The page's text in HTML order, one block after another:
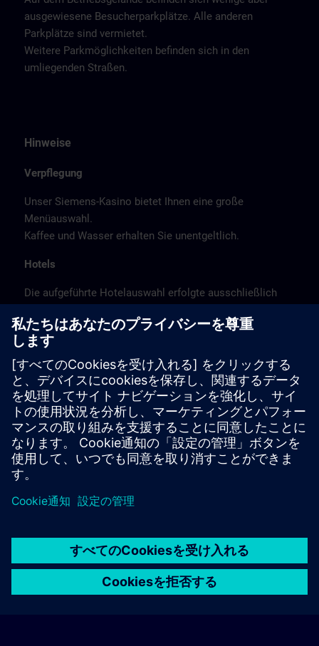
explore timeline
ausgewiesene Besucherparkplätze. Alle anderen
Parkplätze sind vermietet.
Weitere Parkmöglichkeiten befinden sich in den
umliegenden Straßen.
Hinweise
Verpflegung
Unser Siemens-Kasino bietet Ihnen eine große
Menüauswahl.
Kaffee und Wasser erhalten Sie unentgeltlich.
Hotels
Die aufgeführte Hotelauswahl erfolgte ausschließlich
der günstigen Verkehrsanbindung zum
Veranstaltungsort.
Es handelt sich hierbei nicht um Siemens-
Vertragshotels, daher können wir für die Qualität der
Hotels keine Gewähr übernehmen.
Stornierung
Bitte stornieren Sie schriftlich.